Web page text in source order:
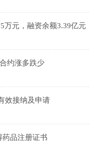
万元，融资余额3.39亿元
约涨多跌少
效接纳及申请
品注册证书